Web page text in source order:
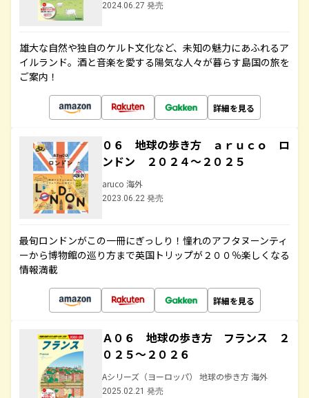
2024.06.27 発売
雄大な自然や独自のケルト文化など、未知の魅力にあふれるア
イルランド。酒と音楽を愛する陽気な人々が暮らす島国の旅を
ご案内！
詳細を見る
０６ 地球の歩き方 ａｒｕｃｏ ロ
ンドン ２０２４～２０２５
aruco 海外
2023.06.22 発売
最旬ロンドンがこの一冊にぎっしり！憧れのアフタヌーンティ
ーから博物館の巡り方まで英国トリップが２００％楽しくなる
情報満載
詳細を見る
Ａ０６ 地球の歩き方 フランス ２
０２５～２０２６
Aシリーズ（ヨーロッパ） 地球の歩き方 海外
2025.02.21 発売